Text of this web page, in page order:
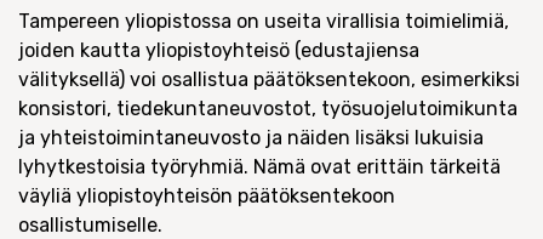
Tampereen yliopistossa on useita virallisia toimielimiä,
joiden kautta yliopistoyhteisö (edustajiensa
välityksellä) voi osallistua päätöksentekoon, esimerkiksi
konsistori, tiedekuntaneuvostot, työsuojelutoimikunta
ja yhteistoimintaneuvosto ja näiden lisäksi lukuisia
lyhytkestoisia työryhmiä. Nämä ovat erittäin tärkeitä
väyliä yliopistoyhteisön päätöksentekoon
osallistumiselle.